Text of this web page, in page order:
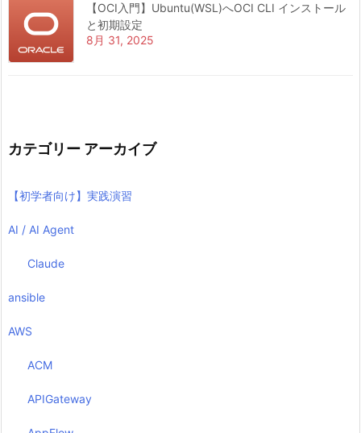
【OCI入門】Ubuntu(WSL)へOCI CLI インストール
と初期設定
8月 31, 2025
カテゴリー アーカイブ
【初学者向け】実践演習
AI / AI Agent
Claude
ansible
AWS
ACM
APIGateway